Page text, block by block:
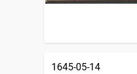
1645-05-14